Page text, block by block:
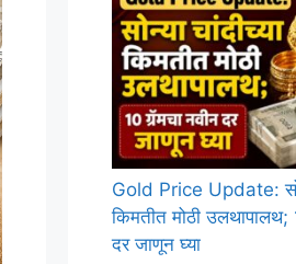
Gold Price Update:
किमतीत मोठी
दर जाणून घ्या